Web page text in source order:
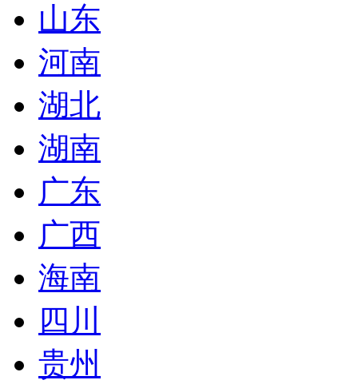
山东
河南
湖北
湖南
广东
广西
海南
四川
贵州